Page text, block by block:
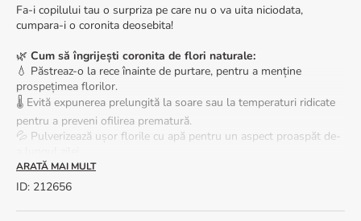
Fa-i copilului tau o surpriza pe care nu o va uita niciodata,
cumpara-i o coronita deosebita!
🌿 Cum să îngrijești coronita de flori naturale:
💧 Păstreaz-o la rece înainte de purtare, pentru a menține
prospețimea florilor.
🌡️ Evită expunerea prelungită la soare sau la temperaturi ridicate
pentru a preveni ofilirea prematură.
💦 Pulverizează ușor florile cu apă pentru un aspect proaspăt de-
🎀 Coronitele sunt realizate cu panglica, pentru a putea fi reglate.
🌺 In functie de stoc si sezonalitate, unele flori pot fi inlocuite.
ARATĂ MAI MULT
ID: 212656